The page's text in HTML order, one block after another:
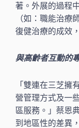
著。外展的過程
（如：職能治療
復健治療的成效
與高齡者互動的
「雙連在三芝擁
營管理方式及一
區服務。」蔡恩
到地區性的差異